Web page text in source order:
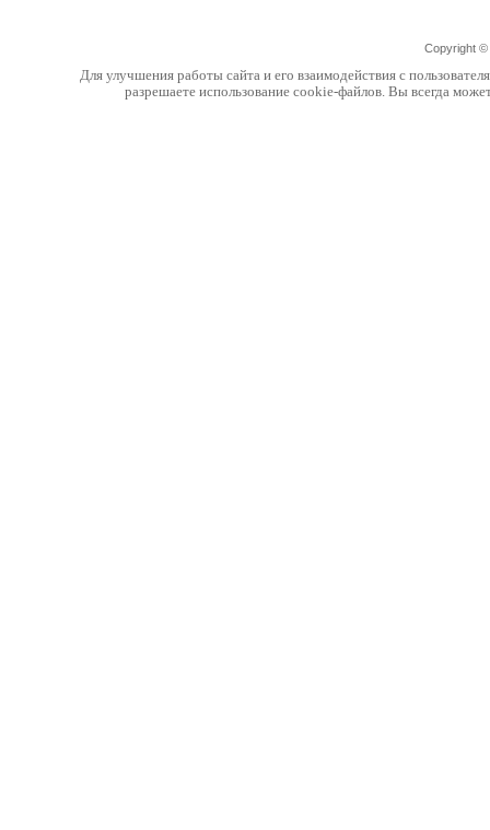
Copyright ©
Для улучшения работы сайта и его взаимодействия с
разрешаете использование cookie-файлов. Вы всегда